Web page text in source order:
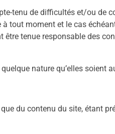
tenu de difficultés et/ou de
moment et le cas
tenue responsable des
nature qu’elles soient
du contenu du site, étant